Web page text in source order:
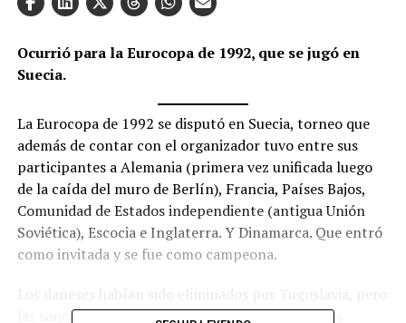
Ocurrió para la Eurocopa de 1992, que se jugó en
Suecia.
La Eurocopa de 1992 se disputó en Suecia, torneo que
además de contar con el organizador tuvo entre sus
participantes a Alemania (primera vez unificada luego
de la caída del muro de Berlín), Francia, Países Bajos,
Comunidad de Estados independiente (antigua Unión
Soviética), Escocia e Inglaterra. Y Dinamarca. Que entró
como invitada y se fue como campeona.
las sanciones internacionales por la Guerra de los